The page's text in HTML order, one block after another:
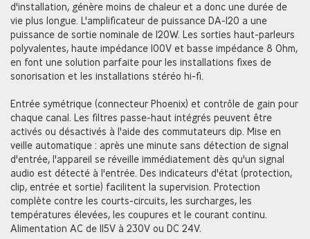
d'installation, génère moins de chaleur et a donc une durée de
vie plus longue. L'amplificateur de puissance DA-120 a une
puissance de sortie nominale de 120W. Les sorties haut-parleurs
polyvalentes, haute impédance 100V et basse impédance 8 Ohm,
en font une solution parfaite pour les installations fixes de
sonorisation et les installations stéréo hi-fi.
Entrée symétrique (connecteur Phoenix) et contrôle de gain pour
chaque canal. Les filtres passe-haut intégrés peuvent être
activés ou désactivés à l'aide des commutateurs dip. Mise en
veille automatique : après une minute sans détection de signal
d'entrée, l'appareil se réveille immédiatement dès qu'un signal
audio est détecté à l'entrée. Des indicateurs d'état (protection,
clip, entrée et sortie) facilitent la supervision. Protection
complète contre les courts-circuits, les surcharges, les
températures élevées, les coupures et le courant continu.
Alimentation AC de 115V à 230V ou DC 24V.